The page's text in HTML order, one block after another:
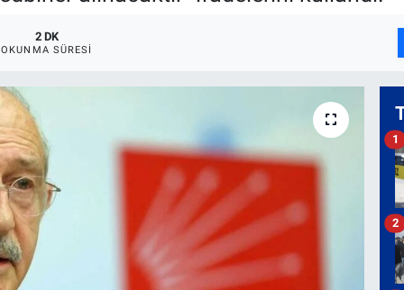
2 DK
OKUNMA SÜRESI
1
2